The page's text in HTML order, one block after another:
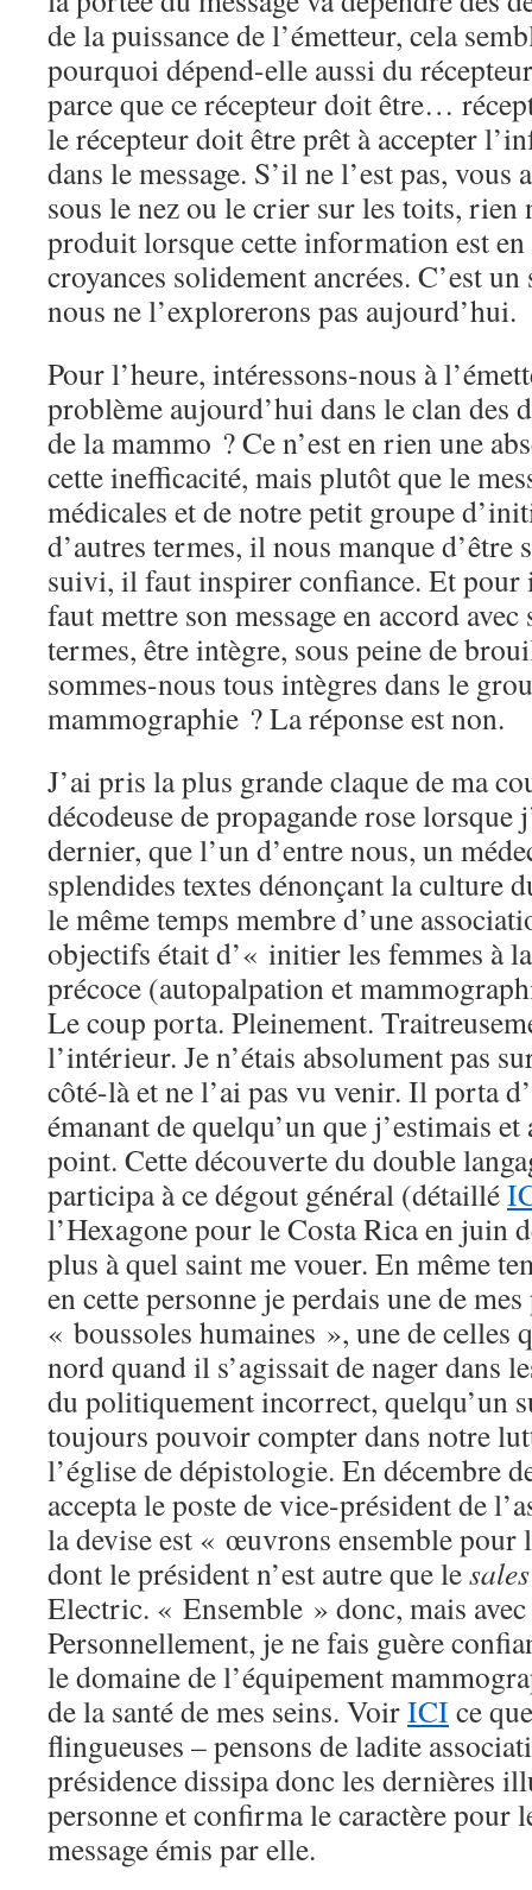
de la puissance de l’émetteur, cela
pourquoi dépend-elle aussi du
parce que ce récepteur doit être…
le récepteur doit être prêt à accepter
dans le message. S’il ne l’est pas,
sous le nez ou le crier sur les toits, rien
produit lorsque cette information est
croyances solidement ancrées. C’est
nous ne l’explorerons pas aujourd’hui.
Pour l’heure, intéressons-nous à
problème aujourd’hui dans le clan des
de la mammo ? Ce n’est en rien une
cette inefficacité, mais plutôt que le
médicales et de notre petit groupe
d’autres termes, il nous manque
suivi, il faut inspirer confiance. Et
faut mettre son message en accord avec
termes, être intègre, sous peine de
sommes-nous tous intègres dans le
mammographie ? La réponse est non.
J’ai pris la plus grande claque de ma
décodeuse de propagande rose lorsque
dernier, que l’un d’entre nous, un
splendides textes dénonçant la culture
le même temps membre d’une
objectifs était d’« initier les femmes à
précoce (autopalpation et
Le coup porta. Pleinement.
l’intérieur. Je n’étais absolument pas
côté-là et ne l’ai pas vu venir. Il porta
émanant de quelqu’un que j’estimais
point. Cette découverte du double
participa à ce dégout général (détaillé
l’Hexagone pour le Costa Rica en juin
plus à quel saint me vouer. En même
en cette personne je perdais une de
« boussoles humaines », une de celles
nord quand il s’agissait de nager dans
du politiquement incorrect, quelqu’un
toujours pouvoir compter dans notre
l’église de dépistologie. En décembre
accepta le poste de vice-président de
la devise est « œuvrons ensemble pour
dont le président n’est autre que lesales
Electric. « Ensemble » donc, mais
Personnellement, je ne fais guère
le domaine de l’équipement
de la santé de mes seins. VoirICI ce
flingueuses – pensons de ladite
présidence dissipa donc les dernières
personne et confirma le caractère pour
message émis par elle.